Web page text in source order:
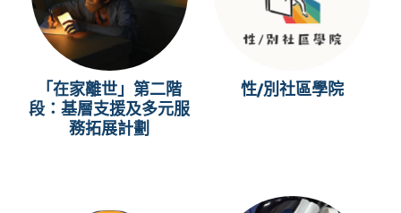
「在家離世」第二階
段：基層支援及多元服
務拓展計劃
性/別社區學院